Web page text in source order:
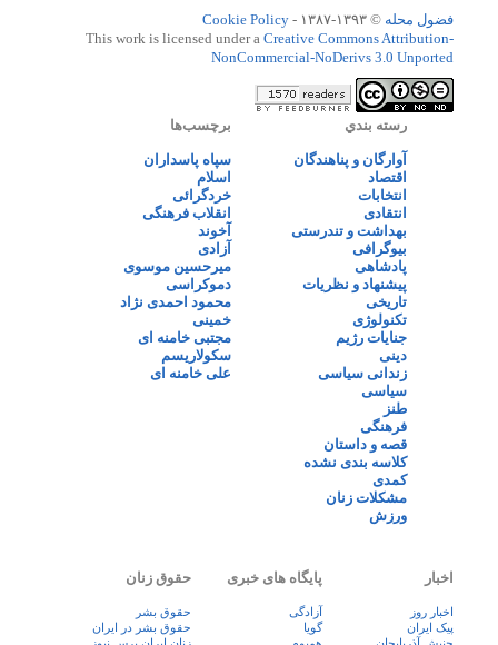
فضول محله © ۱۳۹۳-۱۳۸۷ -
Cookie Policy
This work is licensed under a Creative Commons Attribution-
NonCommercial-NoDerivs 3.0 Unported
رسته بندي
آوارگان و پناهندگان
اقتصاد
انتخابات
انتقادی
بهداشت و تندرستی
بیوگرافی
پادشاهی
پیشنهاد و نظریات
تاریخی
تکنولوژی
جنایات رژیم
دینی
زندانی سیاسی
سیاسی
طنز
فرهنگی
قصه و داستان
کلاسه بندی نشده
کمدی
مشکلات زنان
ورزش
برچسب‌ها
سپاه پاسداران
اسلام
خردگرائی
انقلاب فرهنگی
آخوند
آزادی
میرحسین موسوی
دموکراسی
محمود احمدی نژاد
خمینی
مجتبی خامنه ای
سکولاریسم
علی خامنه ای
اخبار
اخبار روز
پيک ايران
پایگاه های خبری
آزادگی
گویا
حقوق زنان
حقوق بشر
حقوق بشر در ایران